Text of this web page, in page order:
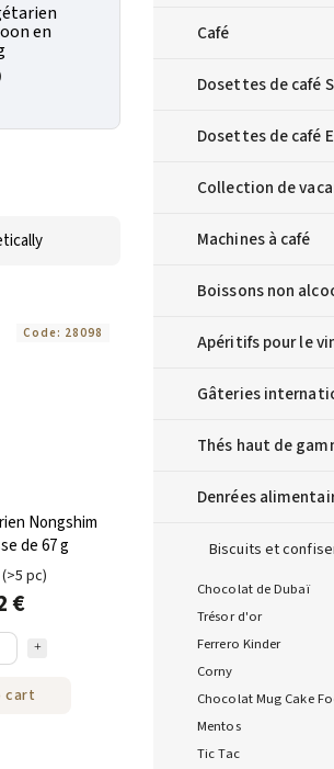
Café
Dosettes de café
Dosettes de café
Collection de
Machines à café
Boissons non
Apéritifs pour le
Gâteries
Thés haut de
Denrées
Biscuits et
Chocolat de Dubaï
Trésor d'or
Ferrero Kinder
Corny
Chocolat Mug Cake
Mentos
Tic Tac
en
Nongshim
de 67 g
(>5 pc)
€
cart
Code: 28098